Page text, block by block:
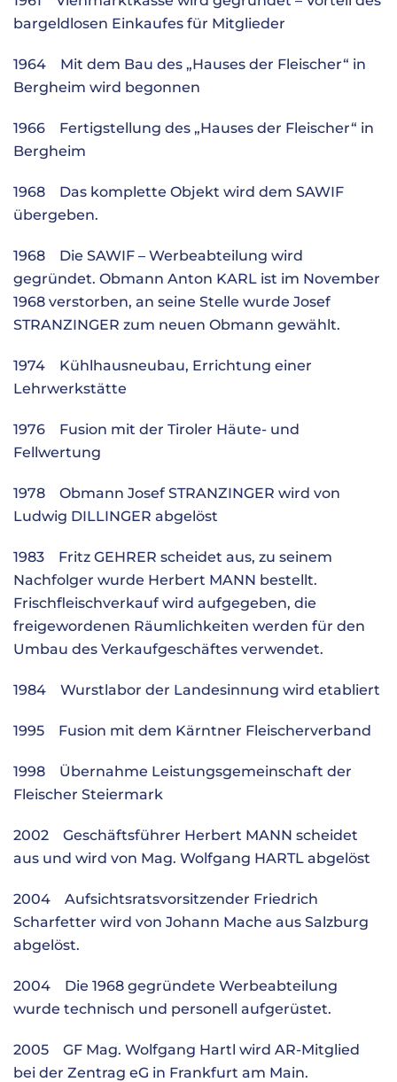
bargeldlosen Einkaufes für Mitglieder
1964 Mit dem Bau des „Hauses der Fleischer“ in
Bergheim wird begonnen
1966 Fertigstellung des „Hauses der Fleischer“ in
Bergheim
1968 Das komplette Objekt wird dem SAWIF
übergeben.
1968 Die SAWIF – Werbeabteilung wird
gegründet. Obmann Anton KARL ist im November
1968 verstorben, an seine Stelle wurde Josef
STRANZINGER zum neuen Obmann gewählt.
1974 Kühlhausneubau, Errichtung einer
Lehrwerkstätte
1976 Fusion mit der Tiroler Häute- und
Fellwertung
1978 Obmann Josef STRANZINGER wird von
Ludwig DILLINGER abgelöst
1983 Fritz GEHRER scheidet aus, zu seinem
Nachfolger wurde Herbert MANN bestellt.
Frischfleischverkauf wird aufgegeben, die
freigewordenen Räumlichkeiten werden für den
Umbau des Verkaufgeschäftes verwendet.
1984 Wurstlabor der Landesinnung wird etabliert
1995 Fusion mit dem Kärntner Fleischerverband
1998 Übernahme Leistungsgemeinschaft der
Fleischer Steiermark
2002 Geschäftsführer Herbert MANN scheidet
aus und wird von Mag. Wolfgang HARTL abgelöst
2004 Aufsichtsratsvorsitzender Friedrich
Scharfetter wird von Johann Mache aus Salzburg
abgelöst.
2004 Die 1968 gegründete Werbeabteilung
wurde technisch und personell aufgerüstet.
2005 GF Mag. Wolfgang Hartl wird AR-Mitglied
bei der Zentrag eG in Frankfurt am Main.